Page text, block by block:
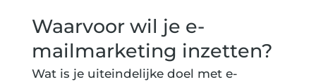
Waarvoor wil je e-
mailmarketing inzetten?
Wat is je uiteindelijke doel met e-